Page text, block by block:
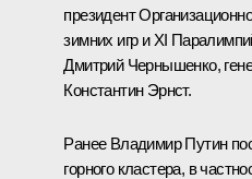
президент
зимних игр и XI
Дмитрий Чернышенко,
Константин Эрнст.
Ранее Владимир Путин
горного кластера, в